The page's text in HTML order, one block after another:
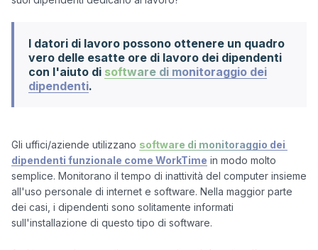
I datori di lavoro possono ottenere un quadro
vero delle esatte ore di lavoro dei dipendenti
con l'aiuto di software di monitoraggio dei
dipendenti.
Gli uffici/aziende utilizzano software di monitoraggio dei
dipendenti funzionale come WorkTime in modo molto
semplice. Monitorano il tempo di inattività del computer insieme
all'uso personale di internet e software. Nella maggior parte
dei casi, i dipendenti sono solitamente informati
sull'installazione di questo tipo di software.